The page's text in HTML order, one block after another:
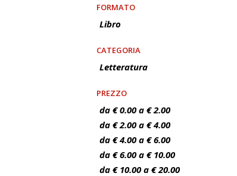
FORMATO
Libro
CATEGORIA
Letteratura
PREZZO
da € 0.00 a € 2.00
da € 2.00 a € 4.00
da € 4.00 a € 6.00
da € 6.00 a € 10.00
da € 10.00 a € 20.00